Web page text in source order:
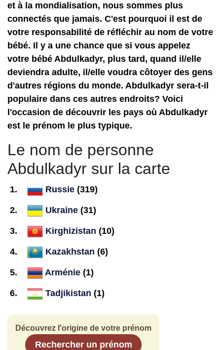
et à la mondialisation, nous sommes plus
connectés que jamais. C'est pourquoi il est de
votre responsabilité de réfléchir au nom de votre
bébé. Il y a une chance que si vous appelez
votre bébé Abdulkadyr, plus tard, quand il/elle
deviendra adulte, il/elle voudra côtoyer des gens
d'autres régions du monde. Abdulkadyr sera-t-il
populaire dans ces autres endroits? Voici
l'occasion de découvrir les pays où Abdulkadyr
est le prénom le plus typique.
Le nom de personne
Abdulkadyr sur la carte
Russie (319)
Ukraine (31)
Kirghizistan (10)
Kazakhstan (6)
Arménie (1)
Tadjikistan (1)
Découvrez l'origine de votre prénom
Rechercher un prénom